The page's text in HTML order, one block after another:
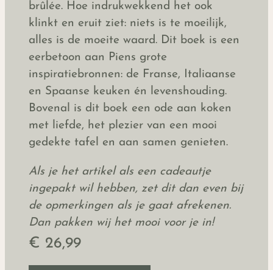
brûlée. Hoe indrukwekkend het ook
klinkt en eruit ziet: niets is te moeilijk,
alles is de moeite waard. Dit boek is een
eerbetoon aan Piens grote
inspiratiebronnen: de Franse, Italiaanse
en Spaanse keuken én levenshouding.
Bovenal is dit boek een ode aan koken
met liefde, het plezier van een mooi
gedekte tafel en aan samen genieten.
Als je het artikel als een cadeautje
ingepakt wil hebben, zet dit dan even bij
de opmerkingen als je gaat afrekenen.
Dan pakken wij het mooi voor je in!
€ 26,99